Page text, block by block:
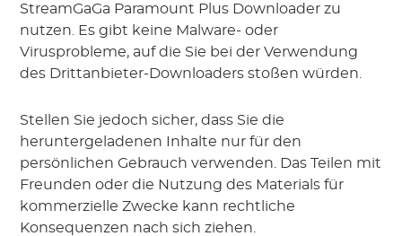
StreamGaGa Paramount Plus Downloader zu
nutzen. Es gibt keine Malware- oder
Virusprobleme, auf die Sie bei der Verwendung
des Drittanbieter-Downloaders stoßen würden.
Stellen Sie jedoch sicher, dass Sie die
heruntergeladenen Inhalte nur für den
persönlichen Gebrauch verwenden. Das Teilen mit
Freunden oder die Nutzung des Materials für
kommerzielle Zwecke kann rechtliche
Konsequenzen nach sich ziehen.